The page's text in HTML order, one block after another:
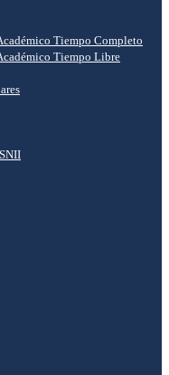
Tiempo Completo
Tiempo Libre